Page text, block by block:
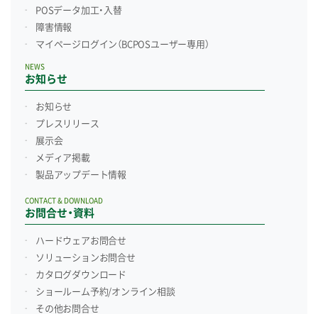
POSデータ加工・入替
障害情報
マイページログイン （BCPOSユーザー専用）
お知らせ
NEWS
お知らせ
プレスリリース
展示会
メディア掲載
製品アップデート情報
お問合せ・資料
CONTACT & DOWNLOAD
ハードウェアお問合せ
ソリューションお問合せ
カタログダウンロード
ショールーム予約/オンライン相談
その他お問合せ